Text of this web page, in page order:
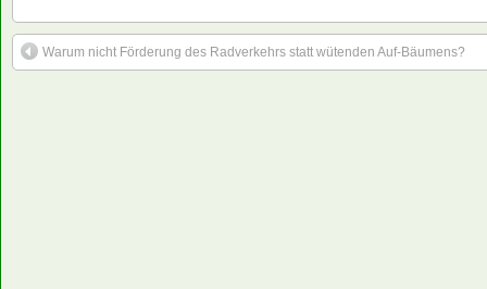
Warum nicht Förderung des Radverkehrs statt wütenden Auf-Bäumens?